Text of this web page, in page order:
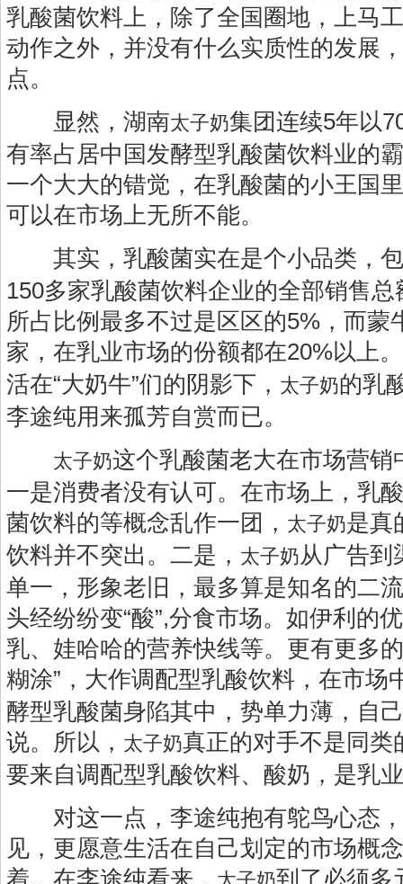
乳酸菌饮料上，除了全国圈地，上马
动作之外，并没有什么实质性的发展
点。
显然，湖南太子奶集团连续5年以
有率占居中国发酵型乳酸菌饮料业的
一个大大的错觉，在乳酸菌的小王国
可以在市场上无所不能。
其实，乳酸菌实在是个小品类，
150多家乳酸菌饮料企业的全部销售
所占比例最多不过是区区的5%，而蒙
家，在乳业市场的份额都在20%以上。
活在“大奶牛”们的阴影下， 太子奶的乳
李途纯用来孤芳自赏而已。
太子奶这个乳酸菌老大在市场营销
一是消费者没有认可。在市场上，乳
菌饮料的等概念乱作一团， 太子奶是真
饮料并不突出。二是， 太子奶从广告到
单一，形象老旧，最多算是知名的二
头经纷纷变“酸”,分食市场。如伊利的
乳、娃哈哈的营养快线等。更有更多
糊涂”，大作调配型乳酸饮料，在市场
酵型乳酸菌身陷其中，势单力薄，自
说。所以， 太子奶真正的对手不是同类
要来自调配型乳酸饮料、酸奶，是乳
对这一点，李途纯抱有鸵鸟心态，
见，更愿意生活在自己划定的市场概
着。在李途纯看来，
到了必须多